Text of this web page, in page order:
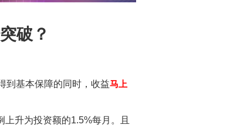
破？
到基本保障的同时，收益马上
上升为投资额的1.5%每月。
且